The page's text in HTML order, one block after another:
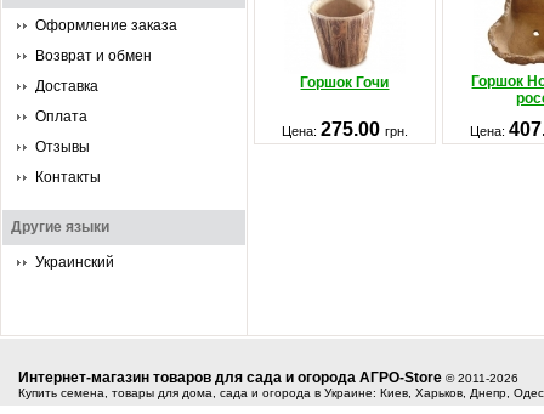
Оформление заказа
Возврат и обмен
Доставка
Оплата
Отзывы
Контакты
Другие языки
Украинский
Горшок Гочи
Горшок
Цена: 275.00 грн. Цена:
Интернет-магазин товаров для сада и огорода АГРО-Store © 2011-2026
Купить семена, товары для дома, сада и огорода в Украине: Киев, Харьков, Днепр,